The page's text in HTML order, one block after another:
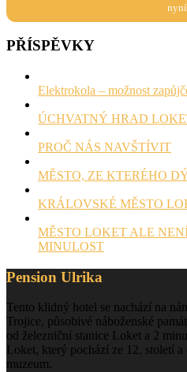
nyní
PŘÍSPĚVKY
Elektrokola – možnost
ÚCHVATNÝ HRAD
PROČ NÁS NAVŠTÍVIT
MĚSTO, ZE KTERÉHO
KRÁLOVSKÉ MĚSTO
MĚSTO LOKET ALE
MINULOST
Pension Ulrika
Tento klidný hotel se nachází na
Trojice, působivé náboženské
od železniční stanice Loket a 2
Loket, který pochází ze 12. století
muzeum.